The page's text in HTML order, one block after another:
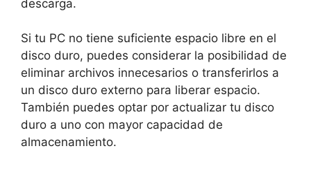
descarga.
Si tu PC no tiene suficiente espacio libre en el
disco duro, puedes considerar la posibilidad de
eliminar archivos innecesarios o transferirlos a
un disco duro externo para liberar espacio.
También puedes optar por actualizar tu disco
duro a uno con mayor capacidad de
almacenamiento.